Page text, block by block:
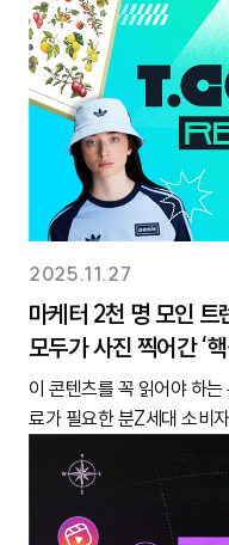
미미한 수준이며 전반적으
의 그래프를 보이는 아이템
묾.“F&B 트렌드요? 음식
험’을 소비하는 것 같아요
F&B 트렌드가 빠르게 번
를 쏟아내는데요. 그렇다
기보다는 나도 먹어봤다
먹어보고 SNS에 인증하고
이가을(22세, 대학생) “다
것저것 시도해 보게 돼요
하잖아요. 그런데 두쫀쿠,
만 원도 하지 않아요. 깊이
는 거죠. 접근성이 워낙 좋
빠르게 떴다가 지는 것 같
클릭하면 더 크게 보실 수
5일~2026년 2월 4일 (약
12월 19일 🔗 두바이 초콜
지속 타임라인26년 1월 5
미지가 가장 강한 푸드 브
가장 강한 푸드 브랜드:
대 이미지가 가장 강한 푸
이미지가 가장 강한 푸드
드 브랜드의 이미지를 젊게
장소’가 푸드 브랜드를
식하게 만드는 주요 원인
은 모든 결괏값에서 10%
지에 미치는 영향이 작은
거샵이 따로 있다고?햄버거
롯데리아 캐릭터 ’떼리앙’“
‘프리미엄 브랜드’의 구분
분 저렴한 편이기는 하죠.
구분돼요. 10대 때는 배부
잖아요. 그런 의미에서 ’맘
은 ‘싸이버거’ 메뉴가 유명
지가 있어요. 반면 ‘버거킹’
어보이는’ 느낌의 메뉴가
는 다양한 연령대의 소비
로 트렌드를 이끌 소비자층
있습니다. 바로 ‘취향 소비
요. 최근 캐릿이 밀레니얼
인터뷰를 진행한 결과, ‘이
를 좌우하는 것 같다‘라는
대 소비자라도 덕질을 한
굿즈를 소비하는 식입니다
최신 정보와 도파민을 추구
톡’은 기본이고 ‘스레드’, ‘
연스럽게 알고리즘이 트렌
하는 재미도 쏠쏠해요! 이
을 살고 있는 사람들의 모
생명이번 콘텐츠에서는 Z
범위를 넓혀 주목해야 할
지금부터 소개해 드릴 소비
벌써 몇 달째 뉴스 헤드라
경제는 지속적인 경기 침체
망되는데요.주목할 점은 이
있다는 사실입니다. 대표적
회계법인’의 '2026 국내 경
제외하고, 올해 전망으로 '
이 뷰티였습니다. 그중 ‘뷰
전례 없는 전성기를 맞이하
력으로 내세운 기업 ‘에이
을 정도입니다. 가성비를
흐름이 발견되고 있어요.
소비자가 직구한 중국 화장
죠.뷰티뿐만이 아닙니다.
야는 또 찾아볼 수 있는데요
잡고 싶다면, 지금 그들이
펴볼 필요가 있겠죠. 오늘
상승 중인 분야를 한데 모
고, 그 속에 숨겨진 Z세대
마케터 2천 명 모인 트
모두가 사진 찍어간 ‘
이 콘텐츠를 꼭 읽어야 하
료가 필요한 분Z세대 소비
이트가 궁금한 분
아쉽게 놓친 분지난 11월
습니다. 왤까요?티콘 시작
로 ‘T.CON26(이하 티콘)’
2025.11.27